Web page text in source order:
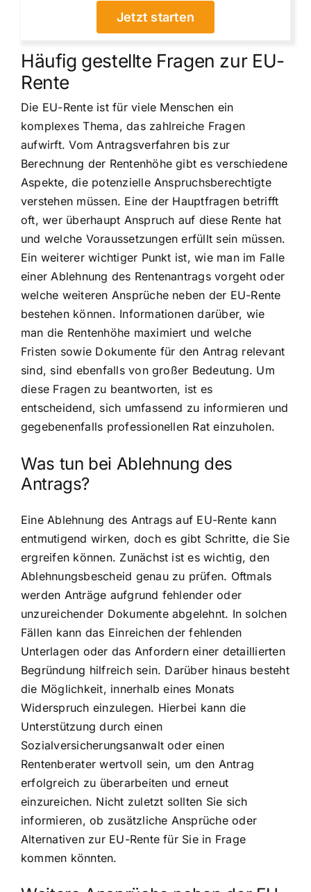
Jetzt starten
Häufig gestellte Fragen zur EU-
Rente
Die EU-Rente ist für viele Menschen ein
komplexes Thema, das zahlreiche Fragen
aufwirft. Vom Antragsverfahren bis zur
Berechnung der Rentenhöhe gibt es verschiedene
Aspekte, die potenzielle Anspruchsberechtigte
verstehen müssen. Eine der Hauptfragen betrifft
oft, wer überhaupt Anspruch auf diese Rente hat
und welche Voraussetzungen erfüllt sein müssen.
Ein weiterer wichtiger Punkt ist, wie man im Falle
einer Ablehnung des Rentenantrags vorgeht oder
welche weiteren Ansprüche neben der EU-Rente
bestehen können. Informationen darüber, wie
man die Rentenhöhe maximiert und welche
Fristen sowie Dokumente für den Antrag relevant
sind, sind ebenfalls von großer Bedeutung. Um
diese Fragen zu beantworten, ist es
entscheidend, sich umfassend zu informieren und
gegebenenfalls professionellen Rat einzuholen.
Was tun bei Ablehnung des
Antrags?
Eine Ablehnung des Antrags auf EU-Rente kann
entmutigend wirken, doch es gibt Schritte, die Sie
ergreifen können. Zunächst ist es wichtig, den
Ablehnungsbescheid genau zu prüfen. Oftmals
werden Anträge aufgrund fehlender oder
unzureichender Dokumente abgelehnt. In solchen
Fällen kann das Einreichen der fehlenden
Unterlagen oder das Anfordern einer detaillierten
Begründung hilfreich sein. Darüber hinaus besteht
die Möglichkeit, innerhalb eines Monats
Widerspruch einzulegen. Hierbei kann die
Unterstützung durch einen
Sozialversicherungsanwalt oder einen
Rentenberater wertvoll sein, um den Antrag
erfolgreich zu überarbeiten und erneut
einzureichen. Nicht zuletzt sollten Sie sich
informieren, ob zusätzliche Ansprüche oder
Alternativen zur EU-Rente für Sie in Frage
kommen könnten.